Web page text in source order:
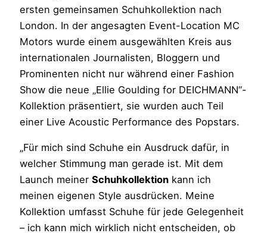
ersten gemeinsamen Schuhkollektion nach
London. In der angesagten Event-Location MC
Motors wurde einem ausgewählten Kreis aus
internationalen Journalisten, Bloggern und
Prominenten nicht nur während einer Fashion
Show die neue „Ellie Goulding for DEICHMANN“-
Kollektion präsentiert, sie wurden auch Teil
einer Live Acoustic Performance des Popstars.
„Für mich sind Schuhe ein Ausdruck dafür, in
welcher Stimmung man gerade ist. Mit dem
Launch meinerSchuhkollektion kann ich
meinen eigenen Style ausdrücken. Meine
Kollektion umfasst Schuhe für jede Gelegenheit
– ich kann mich wirklich nicht entscheiden, ob